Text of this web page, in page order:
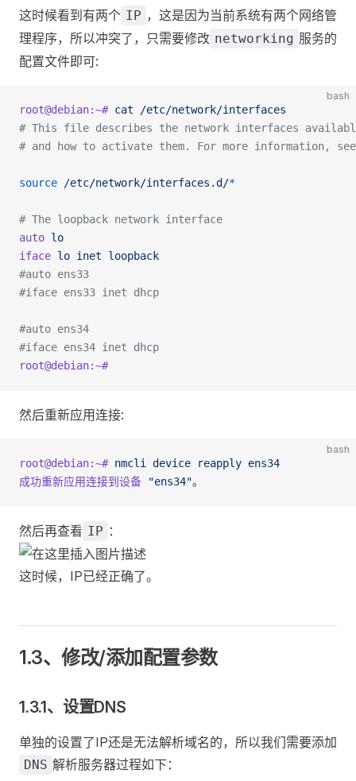
这时候看到有两个 IP ，这是因为当前系统有两个网络管
理程序，所以冲突了，只需要修改 networking 服务的
配置文件即可:
bash
root@debian:~# cat /etc/network/interfaces
# This file describes the network interfaces
# and how to activate them. For more information,
source /etc/network/interfaces.d/*
# The loopback network interface
auto lo
iface lo inet loopback
#auto ens33
#iface ens33 inet dhcp
#auto ens34
#iface ens34 inet dhcp
root@debian:~#
然后重新应用连接:
bash
root@debian:~# nmcli device reapply ens34
成功重新应用连接到设备 "ens34"。
然后再查看 IP ：
这时候，IP已经正确了。
1.3、修改/添加配置参数
1.3.1、设置DNS
单独的设置了IP还是无法解析域名的，所以我们需要添加
DNS 解析服务器过程如下：